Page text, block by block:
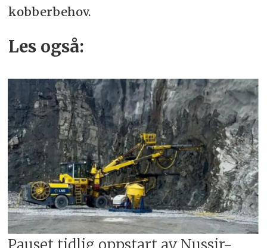
kobberbehov.
Les også: